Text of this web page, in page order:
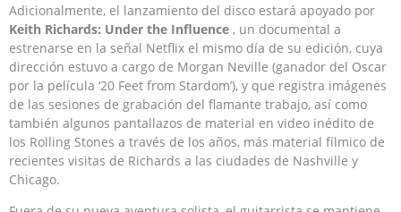
Adicionalmente, el lanzamiento del disco estará apoyado por
Keith Richards: Under the Influence , un documental a
estrenarse en la señal Netflix el mismo día de su edición, cuya
dirección estuvo a cargo de Morgan Neville (ganador del Oscar
por la película ‘20 Feet from Stardom’), y que registra imágenes
de las sesiones de grabación del flamante trabajo, así como
también algunos pantallazos de material en video inédito de
los Rolling Stones a través de los años, más material fílmico de
recientes visitas de Richards a las ciudades de Nashville y
Chicago.